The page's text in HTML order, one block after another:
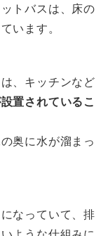
トバスは、床の
います。
、キッチンなど
置されているこ
奥に水が溜まっ
なっていて、排